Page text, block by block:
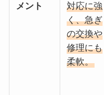
メント
対応に強
く、急ぎ
の交換や
修理にも
柔軟。